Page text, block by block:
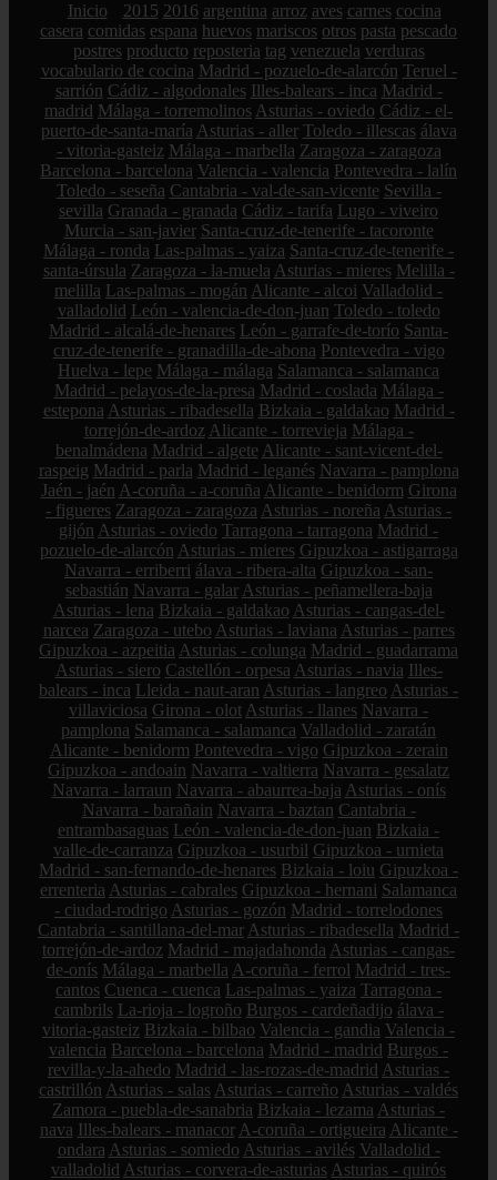
Inicio 2015 2016 argentina arroz aves carnes cocina
casera comidas espana huevos mariscos otros pasta pescado
postres producto reposteria tag venezuela verduras
vocabulario de cocina Madrid - pozuelo-de-alarcón Teruel -
sarrión Cádiz - algodonales Illes-balears - inca Madrid -
madrid Málaga - torremolinos Asturias - oviedo Cádiz - el-
puerto-de-santa-maría Asturias - aller Toledo - illescas álava
- vitoria-gasteiz Málaga - marbella Zaragoza - zaragoza
Barcelona - barcelona Valencia - valencia Pontevedra - lalín
Toledo - seseña Cantabria - val-de-san-vicente Sevilla -
sevilla Granada - granada Cádiz - tarifa Lugo - viveiro
Murcia - san-javier Santa-cruz-de-tenerife - tacoronte
Málaga - ronda Las-palmas - yaiza Santa-cruz-de-tenerife -
santa-úrsula Zaragoza - la-muela Asturias - mieres Melilla -
melilla Las-palmas - mogán Alicante - alcoi Valladolid -
valladolid León - valencia-de-don-juan Toledo - toledo
Madrid - alcalá-de-henares León - garrafe-de-torío Santa-
cruz-de-tenerife - granadilla-de-abona Pontevedra - vigo
Huelva - lepe Málaga - málaga Salamanca - salamanca
Madrid - pelayos-de-la-presa Madrid - coslada Málaga -
estepona Asturias - ribadesella Bizkaia - galdakao Madrid -
torrejón-de-ardoz Alicante - torrevieja Málaga -
benalmádena Madrid - algete Alicante - sant-vicent-del-
raspeig Madrid - parla Madrid - leganés Navarra - pamplona
Jaén - jaén A-coruña - a-coruña Alicante - benidorm Girona
- figueres Zaragoza - zaragoza Asturias - noreña Asturias -
gijón Asturias - oviedo Tarragona - tarragona Madrid -
pozuelo-de-alarcón Asturias - mieres Gipuzkoa - astigarraga
Navarra - erriberri álava - ribera-alta Gipuzkoa - san-
sebastián Navarra - galar Asturias - peñamellera-baja
Asturias - lena Bizkaia - galdakao Asturias - cangas-del-
narcea Zaragoza - utebo Asturias - laviana Asturias - parres
Gipuzkoa - azpeitia Asturias - colunga Madrid - guadarrama
Asturias - siero Castellón - orpesa Asturias - navia Illes-
balears - inca Lleida - naut-aran Asturias - langreo Asturias -
villaviciosa Girona - olot Asturias - llanes Navarra -
pamplona Salamanca - salamanca Valladolid - zaratán
Alicante - benidorm Pontevedra - vigo Gipuzkoa - zerain
Gipuzkoa - andoain Navarra - valtierra Navarra - gesalatz
Navarra - larraun Navarra - abaurrea-baja Asturias - onís
Navarra - barañain Navarra - baztan Cantabria -
entrambasaguas León - valencia-de-don-juan Bizkaia -
valle-de-carranza Gipuzkoa - usurbil Gipuzkoa - urnieta
Madrid - san-fernando-de-henares Bizkaia - loiu Gipuzkoa -
errenteria Asturias - cabrales Gipuzkoa - hernani Salamanca
- ciudad-rodrigo Asturias - gozón Madrid - torrelodones
Cantabria - santillana-del-mar Asturias - ribadesella Madrid -
torrejón-de-ardoz Madrid - majadahonda Asturias - cangas-
de-onís Málaga - marbella A-coruña - ferrol Madrid - tres-
cantos Cuenca - cuenca Las-palmas - yaiza Tarragona -
cambrils La-rioja - logroño Burgos - cardeñadijo álava -
vitoria-gasteiz Bizkaia - bilbao Valencia - gandia Valencia -
valencia Barcelona - barcelona Madrid - madrid Burgos -
revilla-y-la-ahedo Madrid - las-rozas-de-madrid Asturias -
castrillón Asturias - salas Asturias - carreño Asturias - valdés
Zamora - puebla-de-sanabria Bizkaia - lezama Asturias -
nava Illes-balears - manacor A-coruña - ortigueira Alicante -
ondara Asturias - somiedo Asturias - avilés Valladolid -
valladolid Asturias - corvera-de-asturias Asturias - quirós